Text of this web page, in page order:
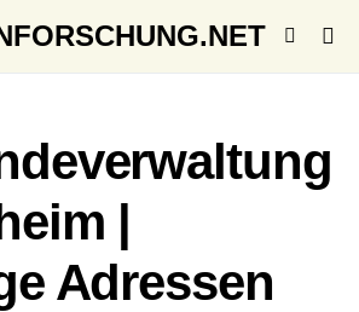
|
Adressen